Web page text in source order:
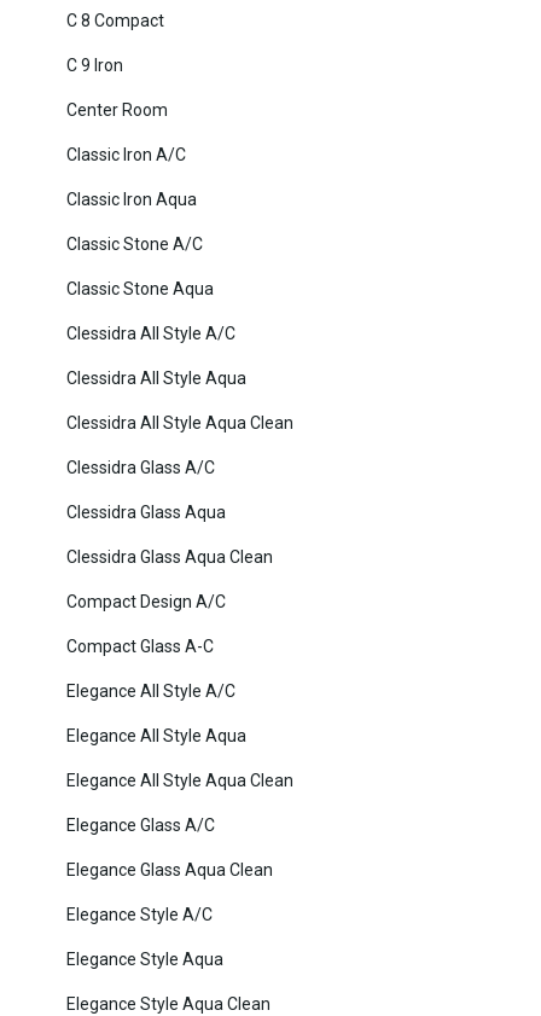
C 8 Compact
C 9 Iron
Center Room
Classic Iron A/C
Classic Iron Aqua
Classic Stone A/C
Classic Stone Aqua
Clessidra All Style A/C
Clessidra All Style Aqua
Clessidra All Style Aqua Clean
Clessidra Glass A/C
Clessidra Glass Aqua
Clessidra Glass Aqua Clean
Compact Design A/C
Compact Glass A-C
Elegance All Style A/C
Elegance All Style Aqua
Elegance All Style Aqua Clean
Elegance Glass A/C
Elegance Glass Aqua Clean
Elegance Style A/C
Elegance Style Aqua
Elegance Style Aqua Clean